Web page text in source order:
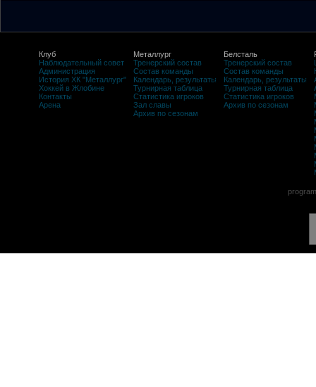
Клуб
Наблюдательный совет
Администрация
История ХК "Металлург"
Хоккей в Жлобине
Контакты
Арена
Металлург
Тренерский состав
Состав команды
Календарь, результаты
Турнирная таблица
Статистика игроков
Зал славы
Архив по сезонам
Белсталь
Тренерский состав
Состав команды
Календарь, результаты
Турнирная таблица
Статистика игроков
Архив по сезонам